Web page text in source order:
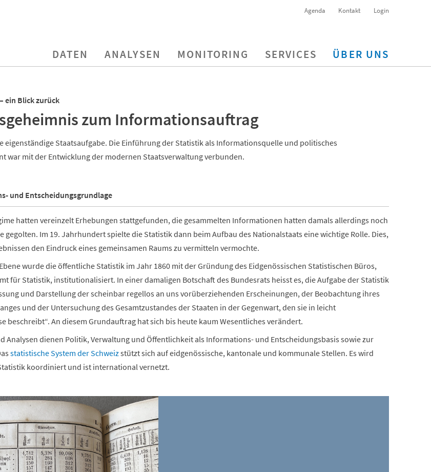
Agenda Kontakt Login
DATEN ANALYSEN MONITORING SERVICES ÜBER UNS
ein Blick zurück
zum Informationsauftrag
eigenständige Staatsaufgabe. Die Einführung der Statistik als Informationsquelle und politisches
war mit der Entwicklung der modernen Staatsverwaltung verbunden.
und Entscheidungsgrundlage
hatten vereinzelt Erhebungen stattgefunden, die gesammelten Informationen hatten damals allerdings noch
gegolten. Im 19. Jahrhundert spielte die Statistik dann beim Aufbau des Nationalstaats eine wichtige Rolle. Dies,
den Eindruck eines gemeinsamen Raums zu vermitteln vermochte.
wurde die öffentliche Statistik im Jahr 1860 mit der Gründung des Eidgenössischen Statistischen Büros,
für Statistik, institutionalisiert. In einer damaligen Botschaft des Bundesrats heisst es, die Aufgabe der Statistik
und Darstellung der scheinbar regellos an uns vorüberziehenden Erscheinungen, der Beobachtung ihres
und der Untersuchung des Gesamtzustandes der Staaten in der Gegenwart, den sie in leicht
beschreibt“. An diesem Grundauftrag hat sich bis heute kaum Wesentliches verändert.
Analysen dienen Politik, Verwaltung und Öffentlichkeit als Informations- und Entscheidungsbasis sowie zur
statistische System der Schweizstützt sich auf eidgenössische, kantonale und kommunale Stellen. Es wird
koordiniert und ist international vernetzt.